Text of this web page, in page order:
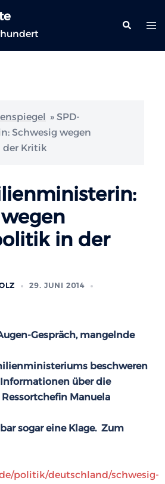
Suche
» SPD-
Schwesig wegen
der Kritik
in der
29. JUNI 2014
Gespräch, mangelnde
beschweren
Informationen über die
Manuela
sogar eine Klage. Zum
politik/deutschland/schwesig-